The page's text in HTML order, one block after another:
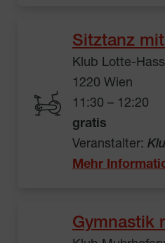
Sitztanz
Klub Lotte-
1220 Wien
11:30 – 12:20
gratis
Veranstalter:
Mehr
Gymnastik